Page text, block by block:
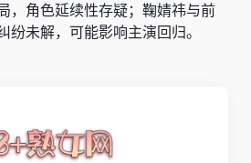
，角色延续性存疑；鞠婧祎与前
纷未解，可能影响主演回归。